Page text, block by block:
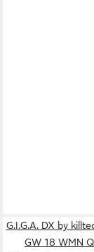
G.I.G.A. DX by
GW 18 WMN